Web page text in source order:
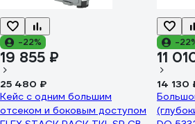
-22%
19 855 ₽
25 480 ₽
Кейс с одним большим
отсеком и боковым доступом
-
11
14 130